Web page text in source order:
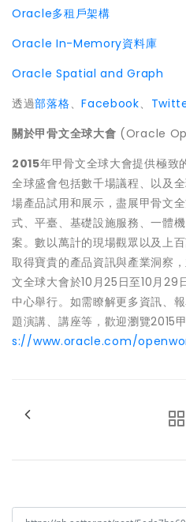
Oracle多租戶架構
Oracle In-Memory資料庫
Oracle Spatial and Graph
透過部落格、Facebook、
關於甲骨文全球大會 (Oracle
2015年甲骨文全球大會提供極致
全球盛會包括數千場議程、以及
場產品試用和展示，盡展甲骨文
式、平臺、基礎設施服務、一體
案。數以萬計的現場觀眾以及上
取得寶貴的產品資訊與產業洞察
文全球大會於10月25日至10月
中心舉行。如需瞭解更多資訊、
題演講、講座等，歡迎瀏覽2015
s://www.oracle.com/